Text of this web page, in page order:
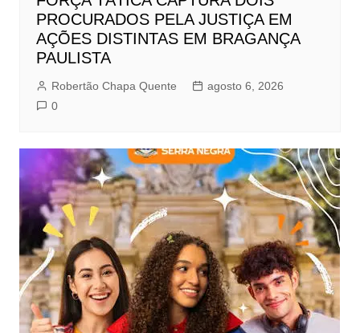
PROCURADOS PELA JUSTIÇA EM
AÇÕES DISTINTAS EM BRAGANÇA
PAULISTA
Robertão Chapa Quente
agosto 6, 2026
0